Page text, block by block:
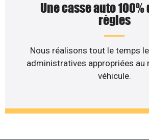
Une casse auto 100%
règles
Nous réalisons tout le temps
administratives appropriées au
véhicule.